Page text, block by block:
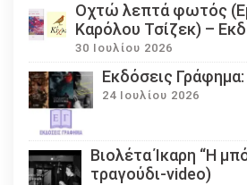
Οχτώ λεπτά φωτός
Καρόλου Τσίζεκ) –
30 Ιουλίου 2026
Εκδόσεις
24 Ιουλίου 2026
Βιολέτα Ίκαρη “Η
τραγούδι-video)